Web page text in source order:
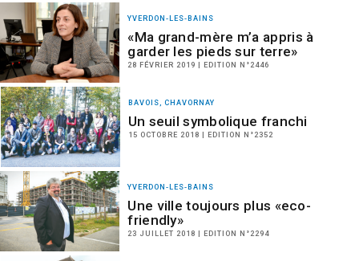
YVERDON-LES-BAINS
«Ma grand-mère m’a appris à
garder les pieds sur terre»
28 FÉVRIER 2019 | EDITION N°2446
BAVOIS, CHAVORNAY
Un seuil symbolique franchi
15 OCTOBRE 2018 | EDITION N°2352
YVERDON-LES-BAINS
Une ville toujours plus «eco-
friendly»
23 JUILLET 2018 | EDITION N°2294